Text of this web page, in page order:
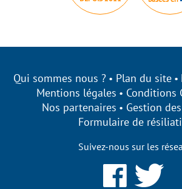
Qui sommes nous ? Plan du site
Mentions légales
Conditions
Nos partenaires
Gestion
Formulaire de
Suivez-nous sur les